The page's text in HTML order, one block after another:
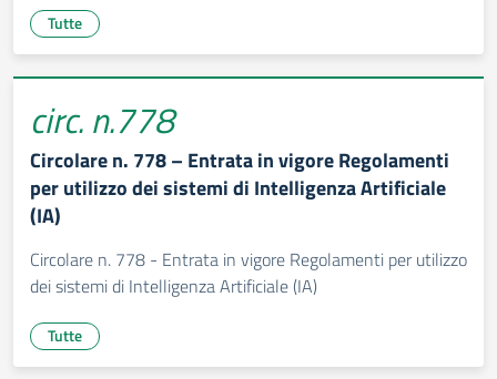
Tutte
circ. n.778
Circolare n. 778 – Entrata in vigore Regolamenti
per utilizzo dei sistemi di Intelligenza Artificiale
(IA)
Circolare n. 778 - Entrata in vigore Regolamenti per utilizzo
dei sistemi di Intelligenza Artificiale (IA)
Tutte